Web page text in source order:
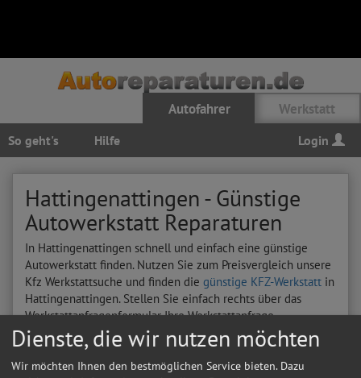
Autofahrer Werkstatt
So geht's Hilfe Login
Hattingenattingen - Günstige
Autowerkstatt Reparaturen
In Hattingenattingen schnell und einfach eine günstige
Autowerkstatt finden. Nutzen Sie zum Preisvergleich unsere
Kfz Werkstattsuche und finden die günstige KFZ-Werkstatt in
Hattingenattingen. Stellen Sie einfach rechts über das
Werkstattanfragenformular Ihre Werkstattanfrage
Hier sehen Sie letzten Autoreparatur-
Anfragen in Hattingenattingen
Dienste, die wir nutzen möchten
Wir möchten Ihnen den bestmöglichen Service bieten. Dazu